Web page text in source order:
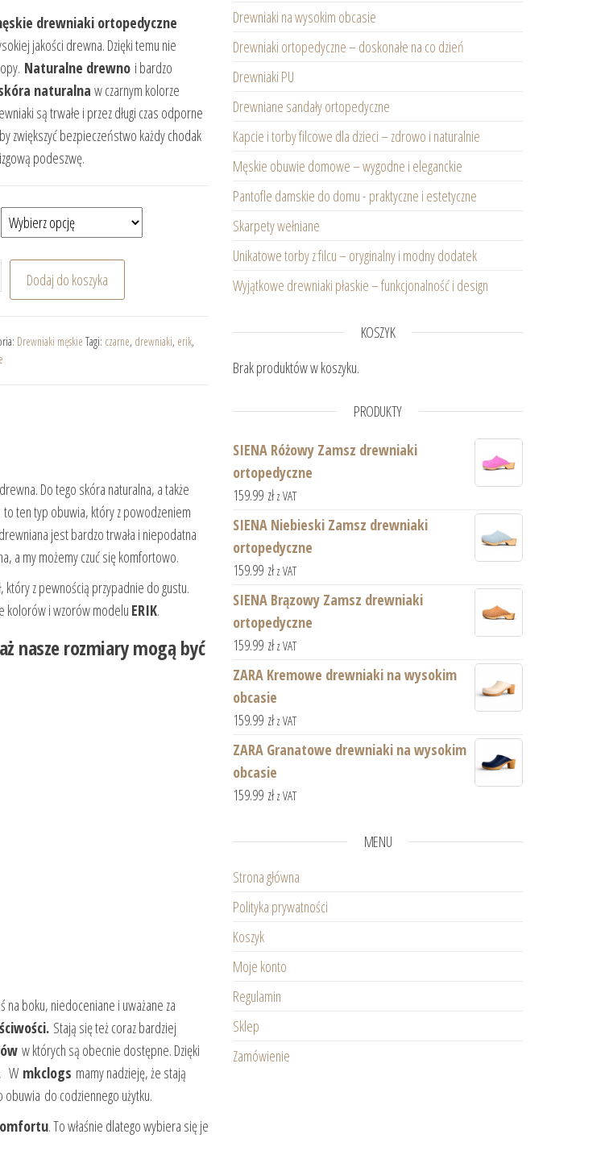
drewniaki ortopedyczne
jakości drewna. Dzięki temu nie
Naturalne drewno i bardzo
naturalna w czarnym kolorze
są trwałe i przez długi czas odporne
zwiększyć bezpieczeństwo każdy chodak
podeszwę.
Czarne męskie drewniaki ortopedyczne
Dodaj do koszyka
Drewniaki męskie Tagi: czarne, drewniaki, erik,
Do tego skóra naturalna, a także
to ten typ obuwia, który z powodzeniem
jest bardzo trwała i niepodatna
a my możemy czuć się komfortowo.
który z pewnością przypadnie do gustu.
kolorów i wzorów modelu ERIK.
nasze rozmiary mogą być
na boku, niedoceniane i uważane za
Stają się też coraz bardziej
w których są obecnie dostępne. Dzięki
W mkclogs mamy nadzieję, że stają
obuwia do codziennego użytku.
. To właśnie dlatego wybiera się je
Drewniaki na wysokim obcasie
Drewniaki ortopedyczne – doskonałe na co dzień
Drewniaki PU
Drewniane sandały ortopedyczne
Kapcie i torby filcowe dla dzieci – zdrowo i naturalnie
Męskie obuwie domowe – wygodne i eleganckie
Pantofle damskie do domu - praktyczne i estetyczne
Skarpety wełniane
Unikatowe torby z filcu – oryginalny i modny dodatek
Wyjątkowe drewniaki płaskie – funkcjonalność i design
KOSZYK
Brak produktów w koszyku.
PRODUKTY
SIENA Różowy Zamsz drewniaki
ortopedyczne
159.99 zł z VAT
SIENA Niebieski Zamsz drewniaki
ortopedyczne
159.99 zł z VAT
SIENA Brązowy Zamsz drewniaki
ortopedyczne
159.99 zł z VAT
ZARA Kremowe drewniaki na wysokim
obcasie
159.99 zł z VAT
ZARA Granatowe drewniaki na wysokim
obcasie
159.99 zł z VAT
MENU
Strona główna
Polityka prywatności
Koszyk
Moje konto
Regulamin
Sklep
Zamówienie